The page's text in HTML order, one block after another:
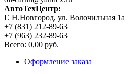
АвтоТехЦентр:
Г. Н.Новгород, ул. Волочильная 1а
+7 (831) 212-89-63
+7 (963) 232-89-63
Всего: 0,00 руб.
Оформление заказа